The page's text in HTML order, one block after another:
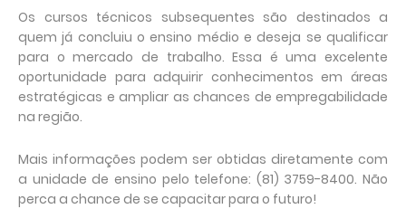
Os cursos técnicos subsequentes são destinados a
quem já concluiu o ensino médio e deseja se qualificar
para o mercado de trabalho. Essa é uma excelente
oportunidade para adquirir conhecimentos em áreas
estratégicas e ampliar as chances de empregabilidade
na região.
Mais informações podem ser obtidas diretamente com
a unidade de ensino pelo telefone: (81) 3759-8400. Não
perca a chance de se capacitar para o futuro!